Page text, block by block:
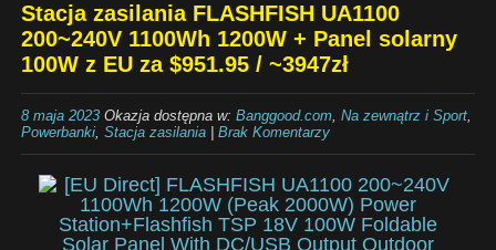
Stacja zasilania FLASHFISH UA1100
200~240V 1100Wh 1200W + Panel solarny
100W z EU za $951.95 / ~3947zł
8 maja 2023Okazja dostępna w: Banggood.com, Na zewnątrz i Sport,
Powerbanki, Stacja zasilania| Brak Komentarzy